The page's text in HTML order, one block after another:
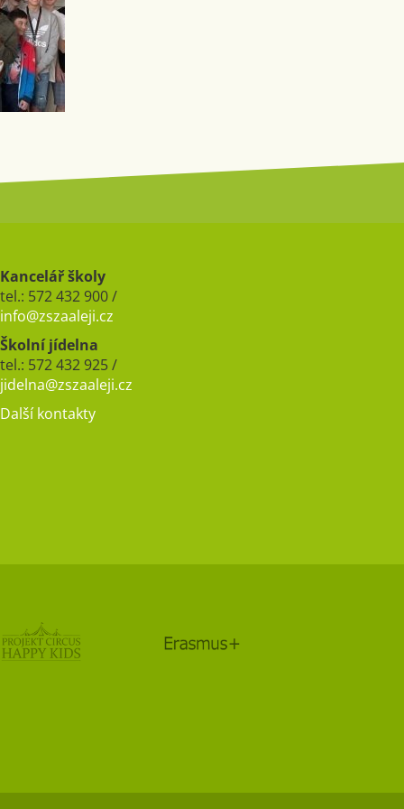
Kancelář školy
tel.: 572 432 900 /
info@zszaaleji.cz
Školní jídelna
tel.: 572 432 925 /
jidelna@zszaaleji.cz
Další kontakty